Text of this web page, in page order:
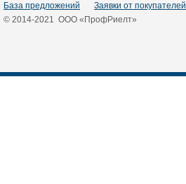
База предложений Заявки от покупателей
© 2014-2021 ООО «ПрофРиелт»